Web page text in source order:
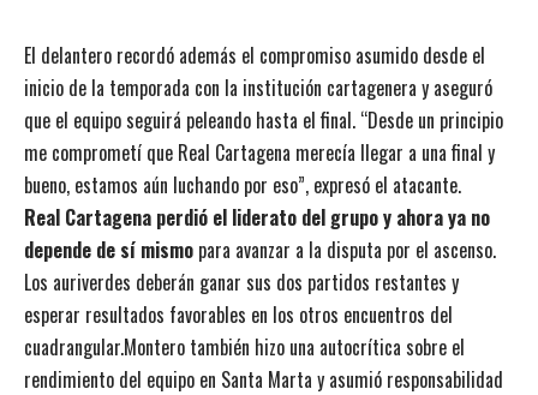
El delantero recordó además el compromiso asumido desde el
inicio de la temporada con la institución cartagenera y aseguró
que el equipo seguirá peleando hasta el final. “Desde un principio
me comprometí que Real Cartagena merecía llegar a una final y
bueno, estamos aún luchando por eso”, expresó el atacante.
Real Cartagena perdió el liderato del grupo y ahora ya no
depende de sí mismo para avanzar a la disputa por el ascenso.
Los auriverdes deberán ganar sus dos partidos restantes y
esperar resultados favorables en los otros encuentros del
cuadrangular.Montero también hizo una autocrítica sobre el
rendimiento del equipo en Santa Marta y asumió responsabilidad